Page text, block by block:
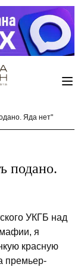
Яда нет"
подано.
УКГБ над
я
красную
премьер-